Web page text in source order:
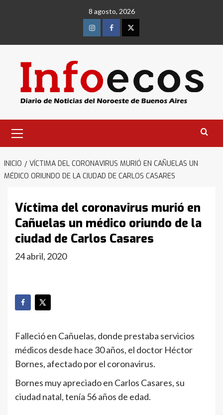
8 agosto, 2026
InstagramFacebookTwitter
primario
INICIO
VÍCTIMA DEL CORONAVIRUS MURIÓ EN CAÑUELAS UN
MÉDICO ORIUNDO DE LA CIUDAD DE CARLOS CASARES
Víctima del coronavirus murió en
Cañuelas un médico oriundo de la
ciudad de Carlos Casares
24 abril, 2020
Falleció en Cañuelas, donde prestaba servicios
médicos desde hace 30 años, el doctor Héctor
Bornes, afectado por el coronavirus.
Bornes muy apreciado en Carlos Casares, su
ciudad natal, tenía 56 años de edad.